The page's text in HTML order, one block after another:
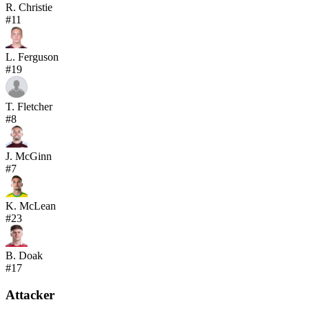
R. Christie
#11
L. Ferguson
#19
T. Fletcher
#8
J. McGinn
#7
K. McLean
#23
B. Doak
#17
Attacker